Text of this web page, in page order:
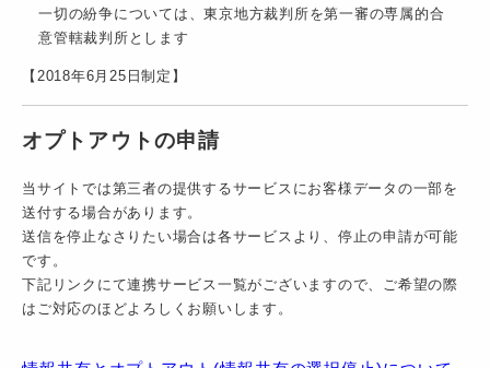
一切の紛争については、東京地方裁判所を第一審の専属的合
意管轄裁判所とします
【2018年6月25日制定】
オプトアウトの申請
当サイトでは第三者の提供するサービスにお客様データの一部を
送付する場合があります。
送信を停止なさりたい場合は各サービスより、停止の申請が可能
です。
下記リンクにて連携サービス一覧がございますので、ご希望の際
はご対応のほどよろしくお願いします。